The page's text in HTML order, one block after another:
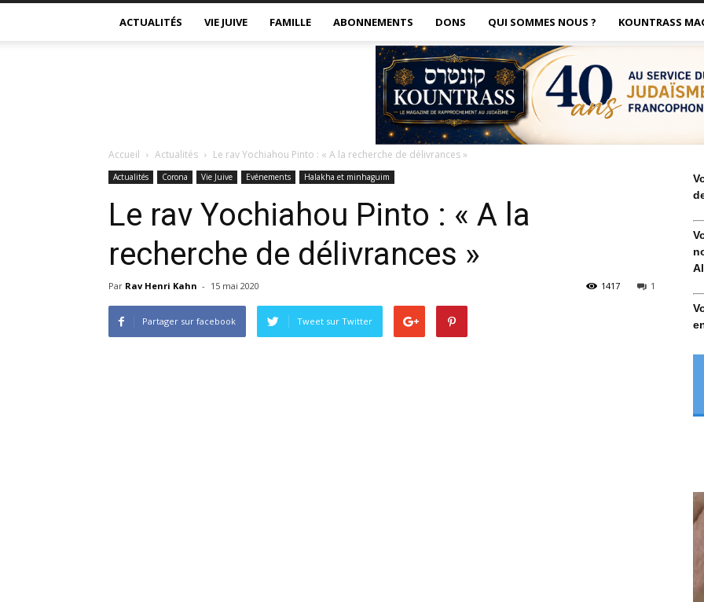
ACTUALITÉS VIE JUIVE FAMILLE ABONNEMENTS DONS QUI SOMMES NOUS ? KOUNTRASS
Accueil Actualités Le rav Yochiahou Pinto : « A la recherche de délivrances »
Actualités Corona Vie Juive Evénements Halakha et minhaguim
Le rav Yochiahou Pinto : « A la
recherche de délivrances »
Par Rav Henri Kahn - 15 mai 2020 1
1417
Partager sur facebook Tweet sur Twitter